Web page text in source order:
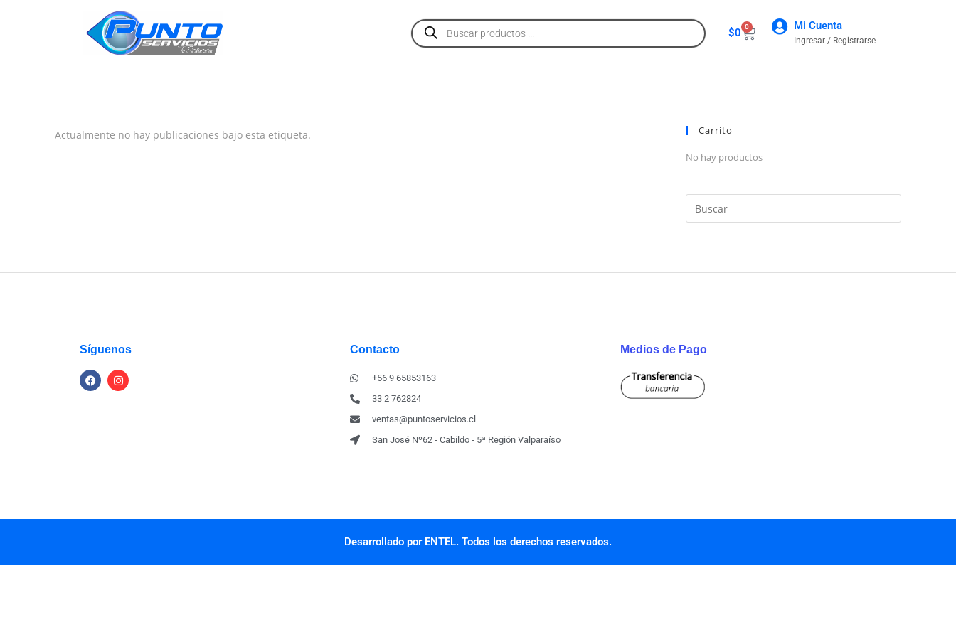
$0 0 Mi Cuenta
Ingresar / Registrarse
Actualmente no hay publicaciones bajo esta etiqueta. Carrito
No hay productos
Síguenos Contacto
+56 9 65853163
33 2 762824
ventas@puntoservicios.cl
San José Nº62 - Cabildo - 5ª Región Valparaíso
Medios de Pago
Desarrollado por ENTEL. Todos los derechos reservados.